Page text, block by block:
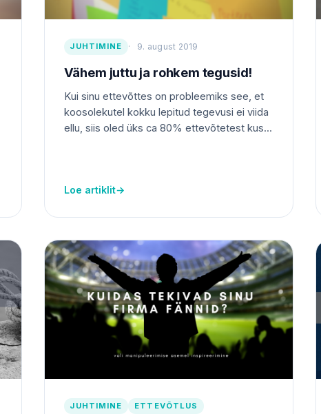
JUHTIMINE 9. august 2019
Vähem juttu ja rohkem tegusid!
Kui sinu ettevõttes on probleemiks see, et
koosolekutel kokku lepitud tegevusi ei viida
ellu, siis oled üks ca 80% ettevõtetest kus...
Loe artiklit→
JUHTIMINE ETTEVÕTLUS